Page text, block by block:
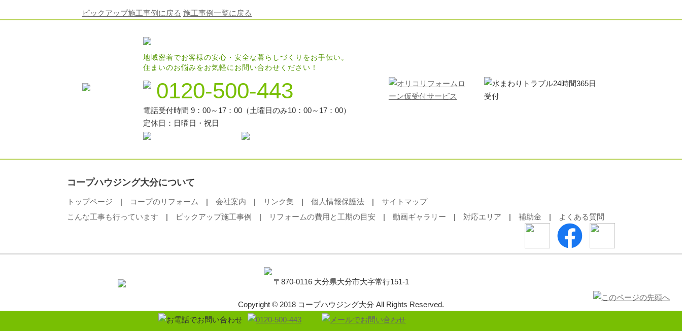
ピックアップ施工事例に戻る 施工事例一覧に戻る
地域密着でお客様の安心・安全な暮らしづくりをお手伝い。
住まいのお悩みをお気軽にお問い合わせください！
0120-500-443
電話受付時間 9：00～17：00（土曜日のみ10：00～17：00）
定休日：日曜日・祝日
コープハウジング大分について
トップページ | コープのリフォーム | 会社案内 | リンク集 | 個人情報保護法 |
サイトマップ
こんな工事も行っています | ピックアップ施工事例 | リフォームの費用と工期の目安 | 動画ギャラリー | 対応エリア | 補助金 | よくある質問
〒870-0116 大分県大分市大字常行151-1
Copyright © 2018 コープハウジング大分 All Rights Reserved.